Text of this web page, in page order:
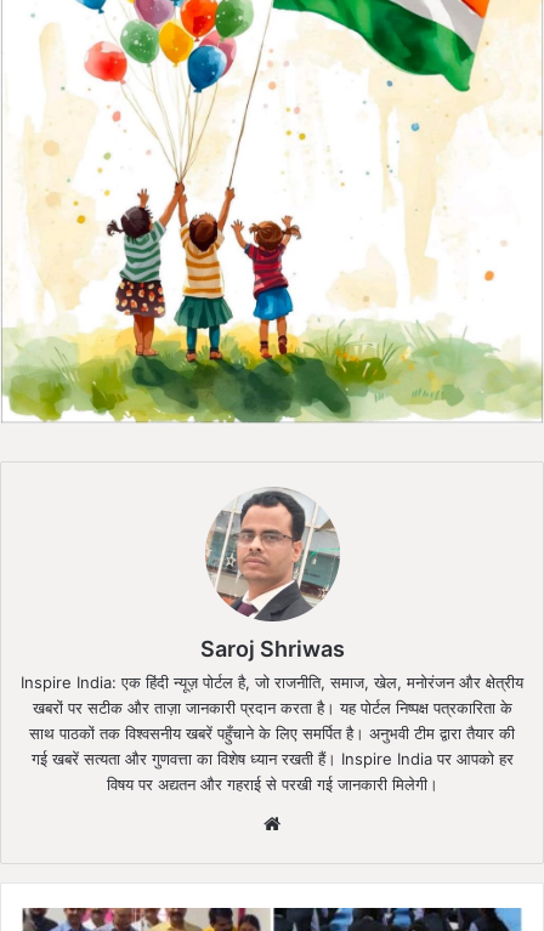
Saroj Shriwas
Inspire India: एक हिंदी न्यूज़ पोर्टल है, जो राजनीति, समाज, खेल, मनोरंजन और क्षेत्रीय
खबरों पर सटीक और ताज़ा जानकारी प्रदान करता है। यह पोर्टल निष्पक्ष पत्रकारिता के
साथ पाठकों तक विश्वसनीय खबरें पहुँचाने के लिए समर्पित है। अनुभवी टीम द्वारा तैयार की
गई खबरें सत्यता और गुणवत्ता का विशेष ध्यान रखती हैं। Inspire India पर आपको हर
विषय पर अद्यतन और गहराई से परखी गई जानकारी मिलेगी।
दृष्टि